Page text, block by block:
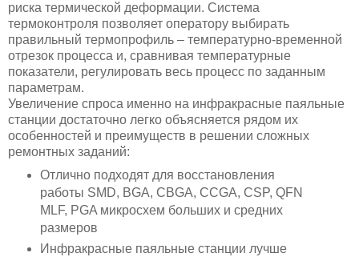
риска термической деформации. Система
термоконтроля позволяет оператору выбирать
правильный термопрофиль – температурно-временной
отрезок процесса и, сравнивая температурные
показатели, регулировать весь процесс по заданным
параметрам.
Увеличение спроса именно на инфракрасные паяльные
станции достаточно легко объясняется рядом их
особенностей и преимуществ в решении сложных
ремонтных заданий:
Отлично подходят для восстановления
работы SMD, BGA, CBGA, CCGA, CSP, QFN
MLF, PGA микросхем больших и средних
размеров
Инфракрасные паяльные станции лучше